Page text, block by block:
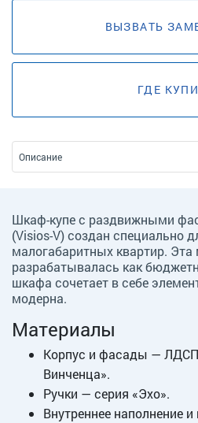
ВЫЗВАТЬ
ГДЕ
Описание
Шкаф-купе с раздвижными
(Visios-V) создан специально
малогабаритных квартир. Эта
разрабатывалась как
шкафа сочетает в себе
модерна.
Материалы
Корпус и фасады —
Винченца».
Ручки — серия «Эхо».
Внутреннее наполнение